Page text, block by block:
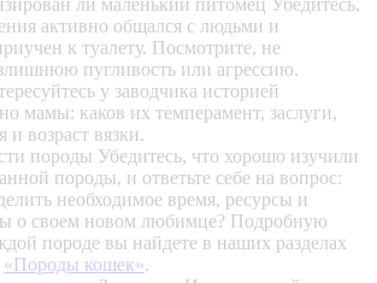
ли маленький питомец Убедитесь,
активно общался с людьми и
к туалету. Посмотрите, не
пугливость или агрессию.
у заводчика историей
мамы: каков их темперамент, заслуги,
и возраст вязки.
породы Убедитесь, что хорошо изучили
породы, и ответьте себе на вопрос:
необходимое время, ресурсы и
о своем новом любимце? Подробную
породе вы найдете в наших разделах
«Породы кошек».